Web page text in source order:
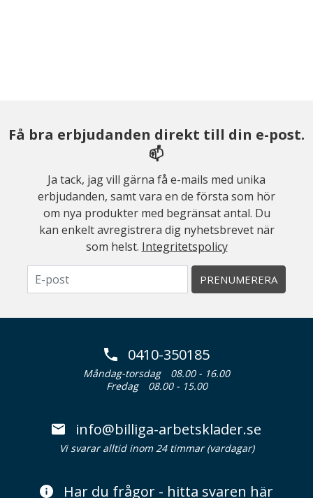
Få bra erbjudanden direkt till din e-post.
📫
Ja tack, jag vill gärna få e-mails med unika
erbjudanden, samt vara en de första som hör
om nya produkter med begränsat antal. Du
kan enkelt avregistrera dig nyhetsbrevet när
som helst. Integritetspolicy
PRENUMERERA
0410-350185
Måndag-torsdag
08.00 - 16.00
Fredag
08.00 - 15.00
info@billiga-arbetsklader.se
Vi svarar alltid inom 24 timmar (vardagar)
Har du frågor - hitta svaren här